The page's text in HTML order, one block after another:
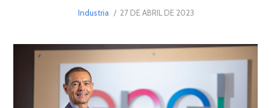
Industria
POSTED
27 DE ABRIL DE 2023